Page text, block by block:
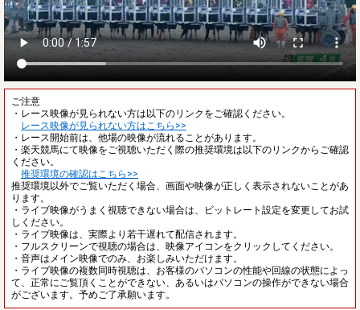
ご注意
・レース映像が見られない方は以下のリンクをご確認ください。
レース映像が見られない方はこちら>>
・レース開始前は、他場の映像が流れることがあります。
・楽天競馬にて映像をご視聴いただく際の推奨環境は以下のリンクからご確認
ください。
推奨環境の確認はこちら>>
推奨環境以外でご覧いただく場合、画面や映像が正しく表示されないことがあ
ります。
・ライブ映像がうまく視聴できない場合は、ビットレート設定を変更してお試
しください。
・ライブ映像は、実際より若干遅れて配信されます。
・フルスクリーンで視聴の場合は、映像アイコンをクリックしてください。
・音声はメイン映像でのみ、お楽しみいただけます。
・ライブ映像の複数同時視聴は、お客様のパソコンの性能や回線の状態によっ
て、正常にご覧頂くことができない、あるいはパソコンの操作ができない場合
がございます。予めご了承願います。